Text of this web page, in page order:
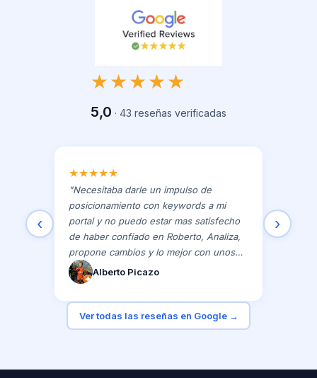
★★★★★
5,0 · 43 reseñas verificadas
‹
★★★★★
"Necesitaba darle un impulso de
posicionamiento con keywords a mi
portal y no puedo estar mas satisfecho
de haber confiado en Roberto, Analiza,
propone cambios y lo mejor con unos
resultados increíbles. 10/10
Alberto Picazo
›
Ver todas las reseñas en Google →